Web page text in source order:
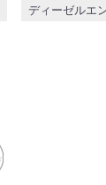
ディーゼルエ